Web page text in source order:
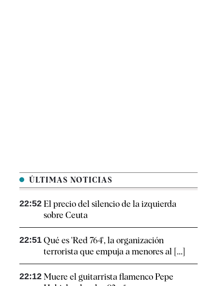
ÚLTIMAS NOTICIAS
22:52 El precio del silencio de la izquierda
sobre Ceuta
22:51 Qué es 'Red 764', la organización
terrorista que empuja a menores al [...]
22:12 Muere el guitarrista flamenco Pepe